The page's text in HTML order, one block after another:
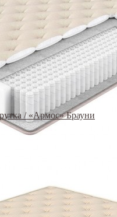
/ «Армос» Брауни